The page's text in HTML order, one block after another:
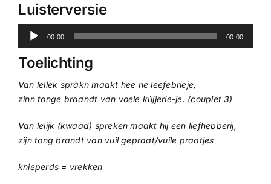
Luisterversie
Audiospeler
00:00 00:00
Toelichting
Van lellek spràkn maakt hee ne leefebrieje,
zinn tonge braandt van voele kùjjerie-je. (couplet 3)
Van lelijk (kwaad) spreken maakt hij een liefhebberij,
zijn tong brandt van vuil gepraat/vuile praatjes
knieperds = vrekken